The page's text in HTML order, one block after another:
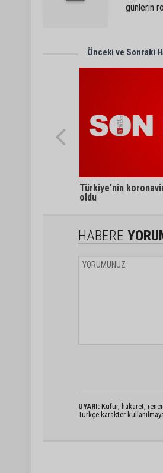
günlerin
Önceki ve Sonraki
Türkiye'nin
oldu
HABERE
UYARI: Küfür, hakaret,
Türkçe karakter